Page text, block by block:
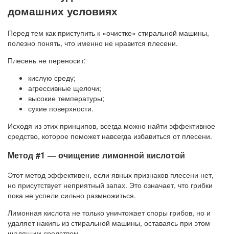
домашних условиях
Перед тем как приступить к «очистке» стиральной машины,
полезно понять, что именно не нравится плесени.
Плесень не переносит:
кислую среду;
агрессивные щелочи;
высокие температуры;
сухие поверхности.
Исходя из этих принципов, всегда можно найти эффективное
средство, которое поможет навсегда избавиться от плесени.
Метод #1 — очищение лимонной кислотой
Этот метод эффективен, если явных признаков плесени нет,
но присутствует неприятный запах. Это означает, что грибки
пока не успели сильно размножиться.
Лимонная кислота не только уничтожает споры грибов, но и
удаляет накипь из стиральной машины, оставаясь при этом